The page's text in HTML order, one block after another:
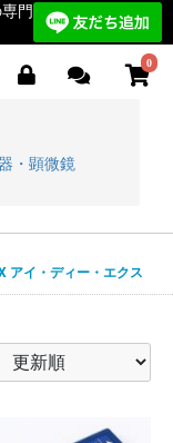
門
0
・顕微鏡
アイ・ディー・エクス